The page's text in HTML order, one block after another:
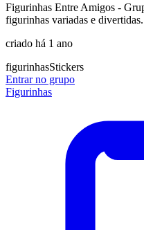
Figurinhas Entre Amigos -
figurinhas variadas e
criado há 1 ano
figurinhasStickers
Entrar no grupo
Figurinhas